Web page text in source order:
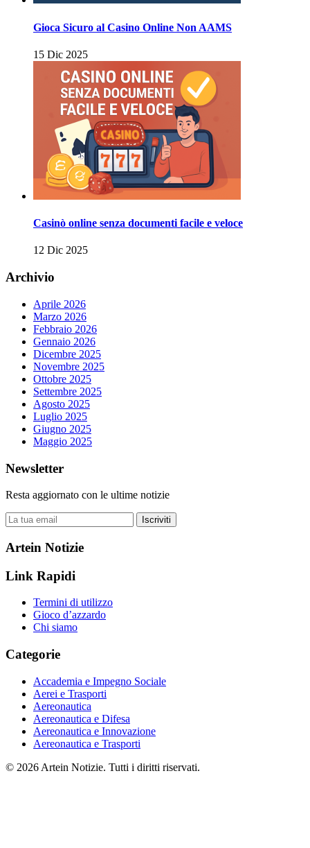
Gioca Sicuro al Casino Online Non AAMS
15 Dic 2025
Casinò online senza documenti facile e veloce
12 Dic 2025
Archivio
Aprile 2026
Marzo 2026
Febbraio 2026
Gennaio 2026
Dicembre 2025
Novembre 2025
Ottobre 2025
Settembre 2025
Agosto 2025
Luglio 2025
Giugno 2025
Maggio 2025
Newsletter
Resta aggiornato con le ultime notizie
Iscriviti
Artein Notizie
Link Rapidi
Termini di utilizzo
Gioco d’azzardo
Chi siamo
Categorie
Accademia e Impegno Sociale
Aerei e Trasporti
Aereonautica
Aereonautica e Difesa
Aereonautica e Innovazione
Aereonautica e Trasporti
© 2026 Artein Notizie. Tutti i diritti riservati.